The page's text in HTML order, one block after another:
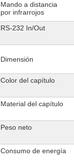
Mando a distancia
por infrarrojos
RS-232 In/Out
Dimensión
Color del capítulo
Material del capítulo
Peso neto
Consumo de energía